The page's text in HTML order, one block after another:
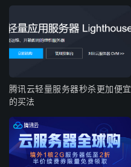
腾讯云轻量服务器秒杀更加便宜
的买法